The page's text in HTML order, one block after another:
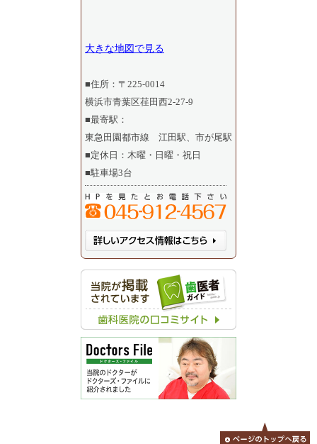
大きな地図で見る
■住所：〒225-0014
横浜市青葉区荏田西2-27-9
■最寄駅：
東急田園都市線 江田駅、市が尾駅
■定休日：木曜・日曜・祝日
■駐車場3台